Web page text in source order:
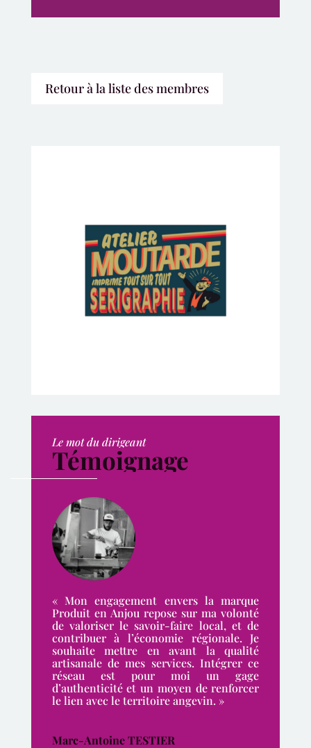
Retour à la liste des membres
Le mot du dirigeant
Témoignage
« Mon engagement envers la marque
Produit en Anjou repose sur ma volonté
de valoriser le savoir-faire local, et de
contribuer à l’économie régionale. Je
souhaite mettre en avant la qualité
artisanale de mes services. Intégrer ce
réseau est pour moi un gage
d’authenticité et un moyen de renforcer
le lien avec le territoire angevin. »
Marc-Antoine TESTIER